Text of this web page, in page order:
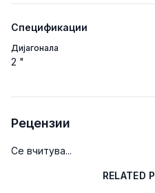
Спецификации
Дијагонала
2 "
Рецензии
Се вчитува...
RELATED